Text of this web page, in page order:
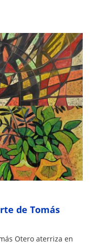
de Tomás
Otero aterriza en